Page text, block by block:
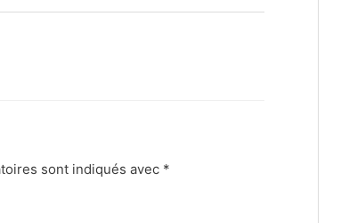
sont indiqués avec *